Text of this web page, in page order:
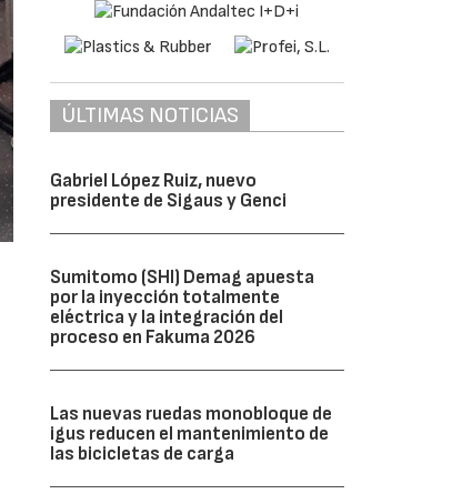
ÚLTIMAS NOTICIAS
Gabriel López Ruiz, nuevo
presidente de Sigaus y Genci
Sumitomo (SHI) Demag apuesta
por la inyección totalmente
eléctrica y la integración del
proceso en Fakuma 2026
Las nuevas ruedas monobloque de
igus reducen el mantenimiento de
las bicicletas de carga